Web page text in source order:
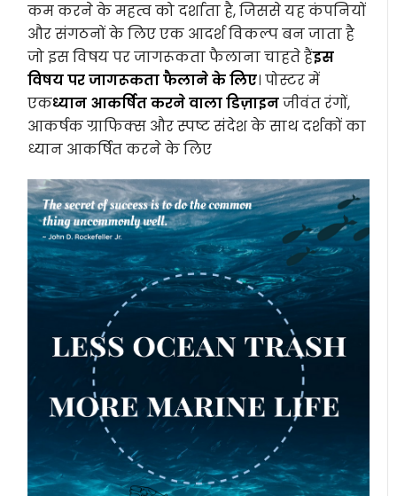
कम करने के महत्व को दर्शाता है, जिससे यह कंपनियों
और संगठनों के लिए एक आदर्श विकल्प बन जाता है
जो इस विषय पर जागरूकता फैलाना चाहते हैंइस
विषय पर जागरूकता फैलाने के लिए। पोस्टर में
एकध्यान आकर्षित करने वाला डिज़ाइनजीवंत रंगों,
आकर्षक ग्राफिक्स और स्पष्ट संदेश के साथ दर्शकों का
ध्यान आकर्षित करने के लिए